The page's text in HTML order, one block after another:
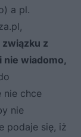
a pl.
związku z
nie wiadomo,
nie chce
nie
podaje się, iż